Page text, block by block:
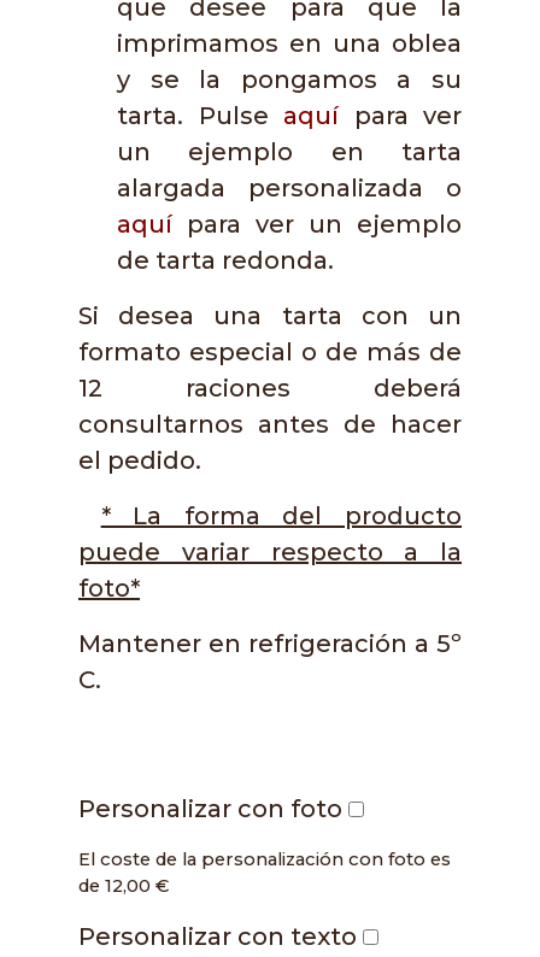
que desee para que la
imprimamos en una oblea
y se la pongamos a su
tarta. Pulse aquípara ver
un ejemplo en tarta
alargada personalizada o
aquípara ver un ejemplo
de tarta redonda.
Si desea una tarta con un
formato especial o de más de
12 raciones deberá
consultarnos antes de hacer
el pedido.
* La forma del producto
puede variar respecto a la
foto*
Mantener en refrigeración a 5º
C.
Personalizar con foto
El coste de la personalización con foto es
de 12,00 €
Personalizar con texto